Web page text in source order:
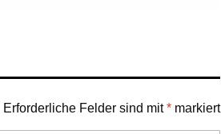
Erforderliche Felder sind mit* markiert